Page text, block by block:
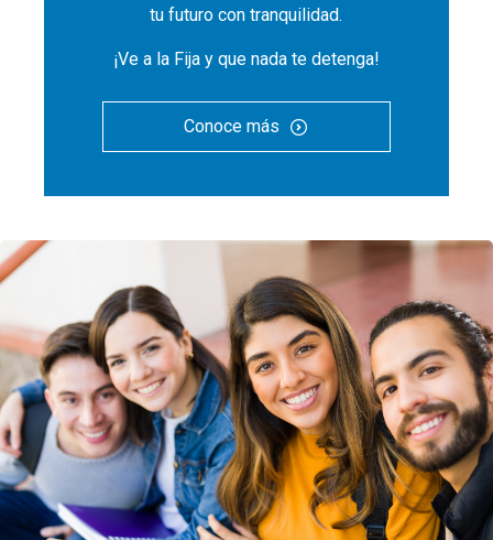
tu futuro con tranquilidad.
¡Ve a la Fija y que nada te detenga!
Conoce más